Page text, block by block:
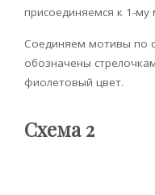
присоединяемся к 1-му
Соединяем мотивы по
обозначены
фиолетовый цвет.
Схема 2